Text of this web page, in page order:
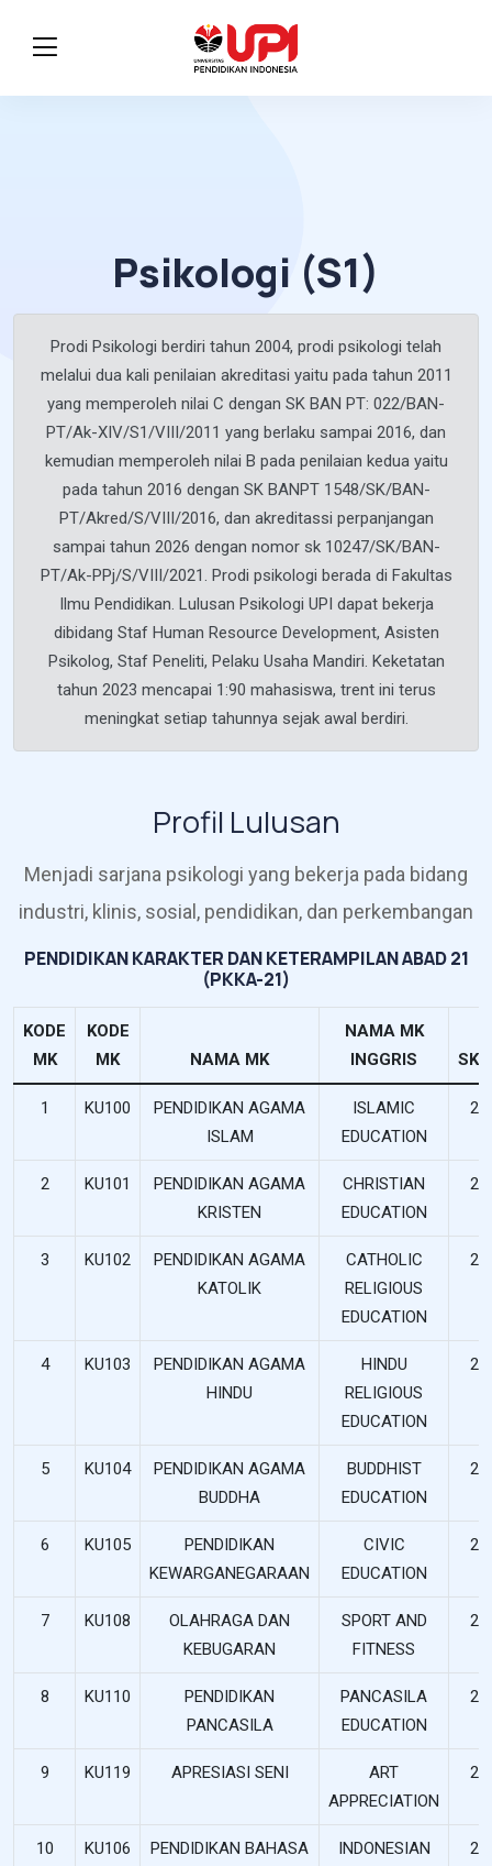
Psikologi (S1)
Prodi Psikologi berdiri tahun 2004, prodi psikologi telah
melalui dua kali penilaian akreditasi yaitu pada tahun 2011
yang memperoleh nilai C dengan SK BAN PT: 022/BAN-
PT/Ak-XIV/S1/VIII/2011 yang berlaku sampai 2016, dan
kemudian memperoleh nilai B pada penilaian kedua yaitu
pada tahun 2016 dengan SK BANPT 1548/SK/BAN-
PT/Akred/S/VIII/2016, dan akreditassi perpanjangan
sampai tahun 2026 dengan nomor sk 10247/SK/BAN-
PT/Ak-PPj/S/VIII/2021. Prodi psikologi berada di Fakultas
Ilmu Pendidikan. Lulusan Psikologi UPI dapat bekerja
dibidang Staf Human Resource Development, Asisten
Psikolog, Staf Peneliti, Pelaku Usaha Mandiri. Keketatan
tahun 2023 mencapai 1:90 mahasiswa, trent ini terus
meningkat setiap tahunnya sejak awal berdiri.
Profil Lulusan
Menjadi sarjana psikologi yang bekerja pada bidang
industri, klinis, sosial, pendidikan, dan perkembangan
PENDIDIKAN KARAKTER DAN KETERAMPILAN ABAD 21
(PKKA-21)
KODE
MK
KODE
MK
NAMA MK
NAMA MK
INGGRIS
SKS
1 KU100
PENDIDIKAN AGAMA
ISLAM
ISLAMIC
EDUCATION
2
2 KU101
PENDIDIKAN AGAMA
KRISTEN
CHRISTIAN
EDUCATION
2
3 KU102
PENDIDIKAN AGAMA
KATOLIK
CATHOLIC
RELIGIOUS
EDUCATION
2
4 KU103
PENDIDIKAN AGAMA
HINDU
HINDU
RELIGIOUS
EDUCATION
2
5 KU104
PENDIDIKAN AGAMA
BUDDHA
BUDDHIST
EDUCATION
2
6 KU105
PENDIDIKAN
KEWARGANEGARAAN
CIVIC
EDUCATION
2
7 KU108
OLAHRAGA DAN
KEBUGARAN
SPORT AND
FITNESS
2
8 KU110
PENDIDIKAN
PANCASILA
PANCASILA
EDUCATION
2
9 KU119 APRESIASI SENI
ART
APPRECIATION
2
10 KU106
PENDIDIKAN BAHASA
INDONESIAN
2